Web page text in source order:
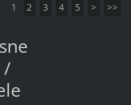
1 2 3 4 5 > >>
/